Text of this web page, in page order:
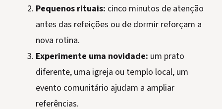
Pequenos rituais: cinco minutos de atenção
antes das refeições ou de dormir reforçam a
nova rotina.
Experimente uma novidade: um prato
diferente, uma igreja ou templo local, um
evento comunitário ajudam a ampliar
referências.